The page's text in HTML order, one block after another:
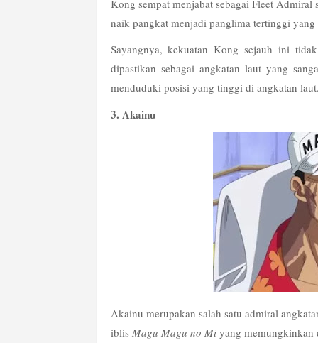
Kong sempat menjabat sebagai Fleet
naik pangkat menjadi panglima tertinggi
Sayangnya, kekuatan Kong sejauh ini
dipastikan sebagai angkatan laut yang
menduduki posisi yang tinggi di angkatan
3. Akainu
Akainu merupakan salah satu admiral
iblis Magu Magu no Mi yang memungkinkan